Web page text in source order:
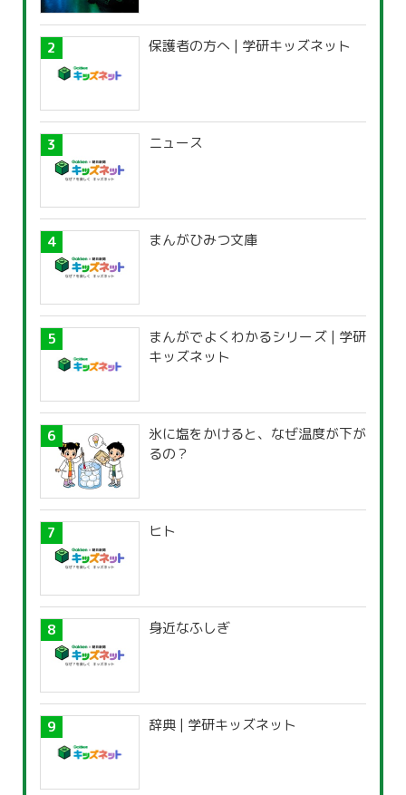
保護者の方へ | 学研キッズネット
ニュース
まんがひみつ文庫
まんがでよくわかるシリーズ | 学研
キッズネット
氷に塩をかけると、なぜ温度が下が
るの？
ヒト
身近なふしぎ
辞典 | 学研キッズネット